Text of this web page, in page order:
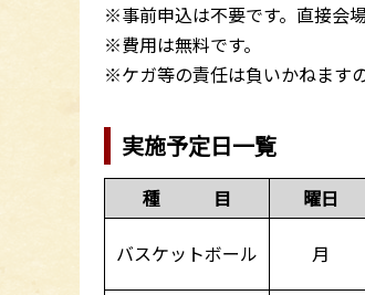
※事前申込は不要です。直接会
※費用は無料です。
※ケガ等の責任は負いかねます
実施予定日一覧
種 目 曜日
バスケットボール 月